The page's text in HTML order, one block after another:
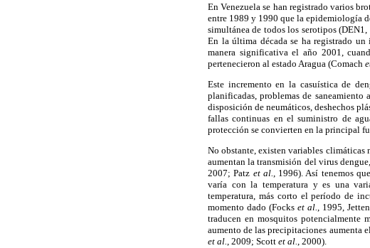
En Venezuela se han registrado varios
entre 1989 y 1990 que la epidemiología
simultánea de todos los serotipos
En la última década se ha registrado un
manera significativa el año 2001,
pertenecieron al estado Aragua (Comach
Este incremento en la casuística de
planificadas, problemas de
disposición de neumáticos, deshechos
fallas continuas en el suministro de
protección se convierten en la principal
No obstante, existen variables climáticas
aumentan la transmisión del virus
2007; Patz et al., 1996). Así tenemos
varía con la temperatura y es una
temperatura, más corto el período de
momento dado (Fockset al., 1995,
traducen en mosquitos potencialmente
aumento de las precipitaciones aumenta
et al., 2009; Scott et al., 2000).